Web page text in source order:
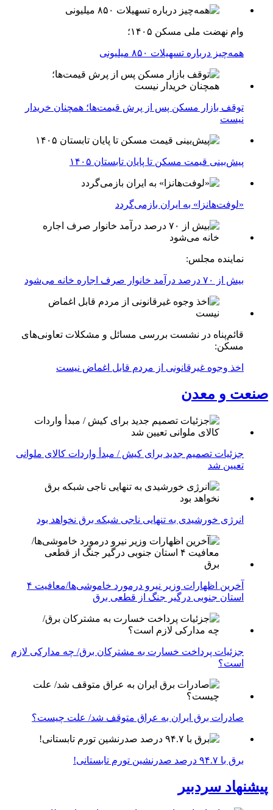
وام نهضت ملی مسکن ۱۴۰۵؛
همه‌چیز درباره تسهیلات ۸۵۰ میلیونی
توقف بازار مسکن پس از پرش قیمت‌ها؛ همچنان خریدار
نیست
پیش‌بینی قیمت مسکن تا پایان تابستان ۱۴۰۵
«لوفت‌هانزا» به ایران بازمی‌گردد
نماینده مجلس:
بیش از ۷۰ درصد درآمد خانوار صرف اجاره خانه می‌شود
قائم‌پناه در نشست بررسی مسائل و مشکلات تعاونی‌های
مسکن:
اخذ وجوه غیرقانونی از مردم قابل اغماض نیست
صنعت و معدن
جزئیات تصمیم جدید برای کیش / مبدأ واردات کالای ملوانی
تعیین شد
انرژی خورشیدی به تنهایی ناجی شبکه برق نخواهد بود
آخرین اظهارات وزیر نیرو درمورد خاموشی‌ها/معافیت ۴
استان جنوبی درگیر جنگ از قطعی برق
جزئیات پرداخت خسارت به مشترکان برق/ چه مدارکی لازم
است؟
صادرات برق ایران به عراق متوقف شد/ علت چیست؟
برق با ۹۴.۷ درصد صدرنشین تورم تابستانی!
پیشنهاد سردبیر